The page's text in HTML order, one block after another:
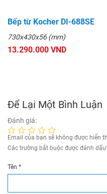
Bếp từ Kocher DI-688SE
730x430x56 (mm)
13.290.000 VND
Để Lại Một Bình Luận
Đánh giá:
Email của bạn sẽ không được hiển
Các trường bắt buộc được đánh dấu
Tên *